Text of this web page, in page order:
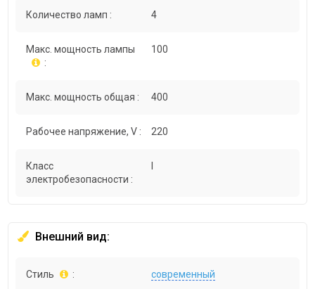
Количество ламп : 4
Макс. мощность лампы
:
100
Макс. мощность общая : 400
Рабочее напряжение, V : 220
Класс
электробезопасности :
Внешний вид:
Стиль : современный